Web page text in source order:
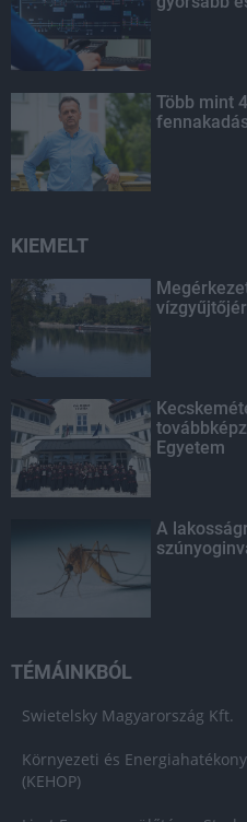
Több mint
KIEMELT
Egyetem
A
TÉMÁINKBÓL
Swietelsky Magyarország Kft.
Környezeti és
(KEHOP)